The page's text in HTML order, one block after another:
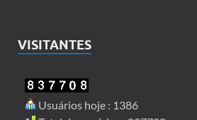
VISITANTES
Usuários hoje : 1386